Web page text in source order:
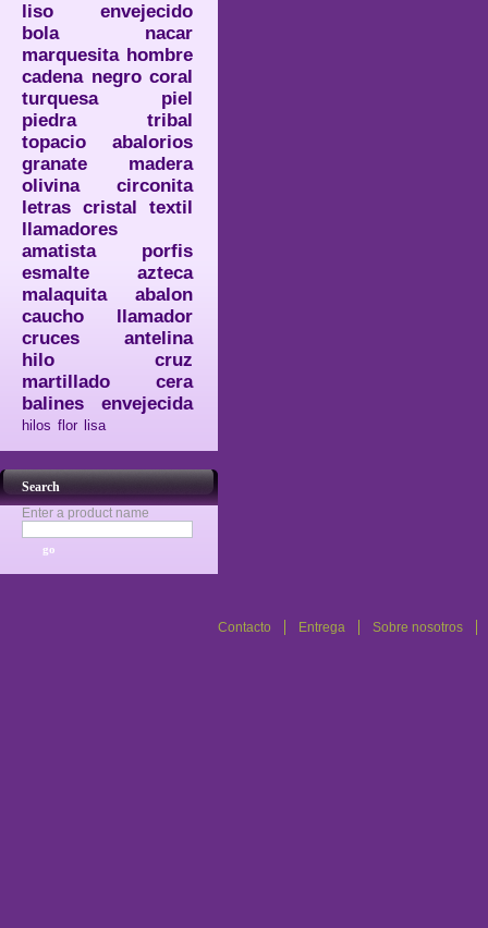
liso
envejecido
bola
nacar
marquesita hombre
cadena negro coral
turquesa
piel
piedra
tribal
topacio
abalorios
granate
madera
olivina
circonita
letras cristal
textil
llamadores
amatista
porfis
esmalte
azteca
malaquita
abalon
caucho
llamador
cruces
antelina
hilo
cruz
martillado
cera
balines
envejecida
hilos flor lisa
Search
Enter a product name
Contacto Entrega Sobre nosotros